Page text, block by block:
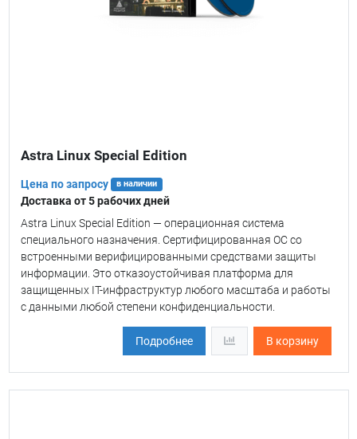
Astra Linux Special Edition
Цена по запросу в наличии
Доставка от 5 рабочих дней
Astra Linux Special Edition — операционная система
специального назначения. Сертифицированная ОС со
встроенными верифицированными средствами защиты
информации. Это отказоустойчивая платформа для
защищенных IT-инфраструктур любого масштаба и работы
с данными любой степени конфиденциальности.
Подробнее В корзину